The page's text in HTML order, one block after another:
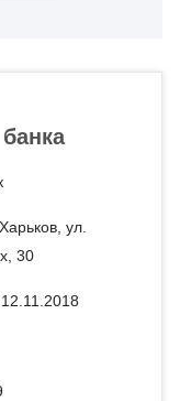
ул.
30